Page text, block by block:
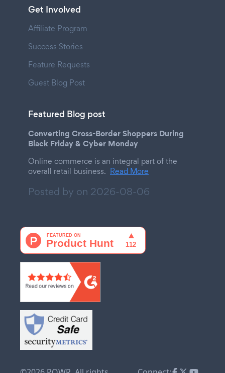
Get Involved
Affiliate Program
Success Stories
Feature Requests
Guest Blog Post
Featured Blog post
Converting Cross-Border Shoppers During
Black Friday & Cyber Monday
Online commerce is an integral part of the
overall retail business. Read More
Posted by on 2026-08-06